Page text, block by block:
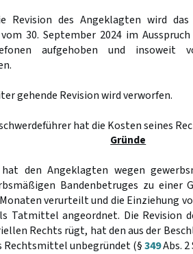
Revision des Angeklagten wird
30. September 2024 im
aufgehoben und insoweit
gehende Revision wird verworfen.
hat die Kosten seines
Gründe
den Angeklagten wegen
Bandenbetruges zu einer
verurteilt und die Einziehung
Tatmittel angeordnet. Die Revision
Rechts rügt, hat den aus der
Rechtsmittel unbegründet (§349Abs. 2